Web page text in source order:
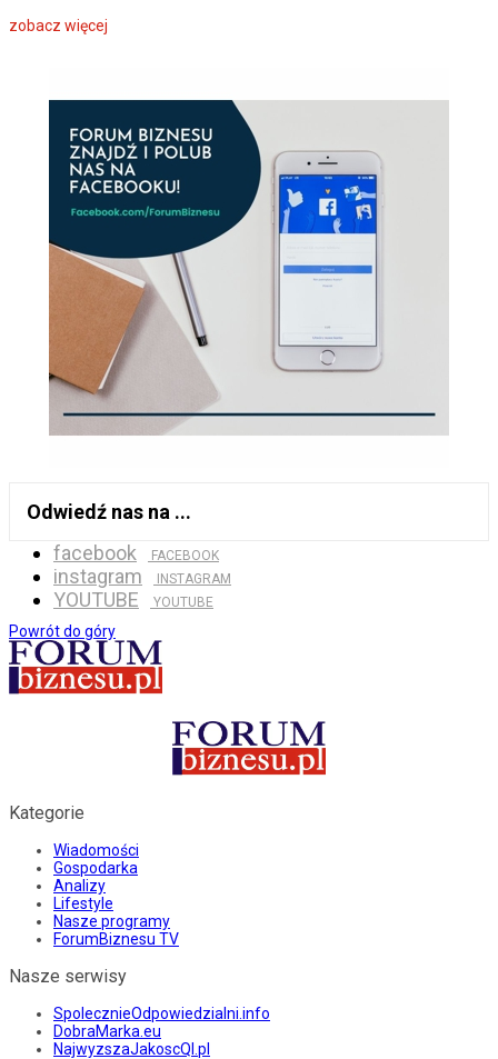
zobacz więcej
Odwiedź nas na ...
facebook
FACEBOOK
instagram INSTAGRAM
YOUTUBE YOUTUBE
Powrót do góry
Kategorie
Wiadomości
Gospodarka
Analizy
Lifestyle
Nasze programy
ForumBiznesu TV
Nasze serwisy
SpolecznieOdpowiedzialni.info
DobraMarka.eu
NajwyzszaJakoscQI.pl